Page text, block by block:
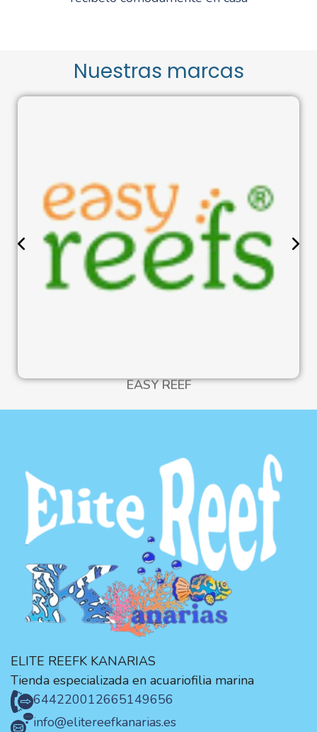
Nuestras marcas
EASY REEF
ELITE REEFK KANARIAS
Tienda especializada en acuariofilia marina
644220012665149656
info@elitereefkanarias.es